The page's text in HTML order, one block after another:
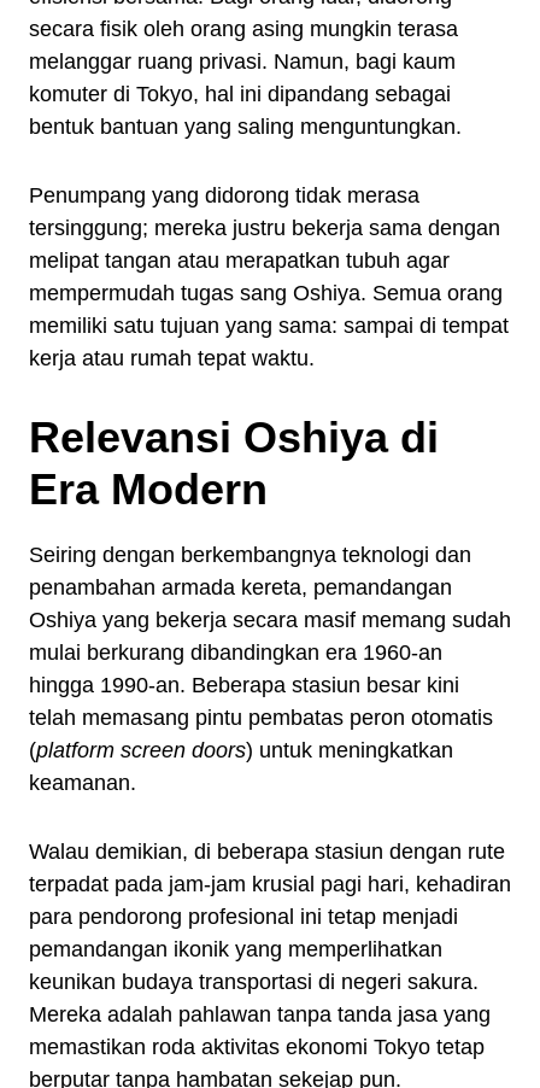
secara fisik oleh orang asing mungkin terasa
melanggar ruang privasi. Namun, bagi kaum
komuter di Tokyo, hal ini dipandang sebagai
bentuk bantuan yang saling menguntungkan.
Penumpang yang didorong tidak merasa
tersinggung; mereka justru bekerja sama dengan
melipat tangan atau merapatkan tubuh agar
mempermudah tugas sang Oshiya. Semua orang
memiliki satu tujuan yang sama: sampai di tempat
kerja atau rumah tepat waktu.
Relevansi Oshiya di
Era Modern
Seiring dengan berkembangnya teknologi dan
penambahan armada kereta, pemandangan
Oshiya yang bekerja secara masif memang sudah
mulai berkurang dibandingkan era 1960-an
hingga 1990-an. Beberapa stasiun besar kini
telah memasang pintu pembatas peron otomatis
(platform screen doors) untuk meningkatkan
keamanan.
Walau demikian, di beberapa stasiun dengan rute
terpadat pada jam-jam krusial pagi hari, kehadiran
para pendorong profesional ini tetap menjadi
pemandangan ikonik yang memperlihatkan
keunikan budaya transportasi di negeri sakura.
Mereka adalah pahlawan tanpa tanda jasa yang
memastikan roda aktivitas ekonomi Tokyo tetap
berputar tanpa hambatan sekejap pun.